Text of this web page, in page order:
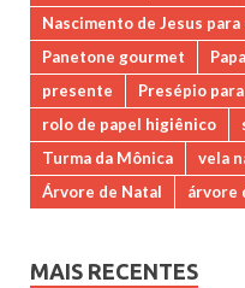
Nascimento de Jesus
Panetone gourmet
presente
Presépio
rolo de papel higiênico
Turma da Mônica
vela
Árvore de Natal
árvore
MAIS RECENTES